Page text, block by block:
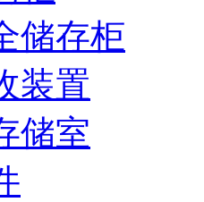
储存柜
装置
储室